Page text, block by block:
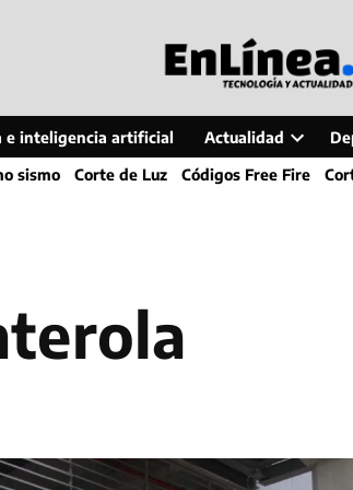
e inteligencia artificial Actualidad
Open
sismo Corte de Luz Códigos Free Fire